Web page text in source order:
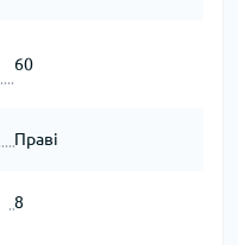
60
Праві
8